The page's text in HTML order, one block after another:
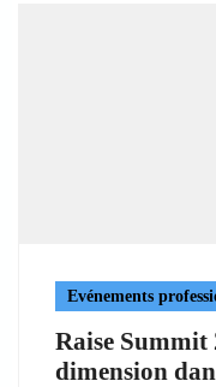
Evénements
Raise Summit
dimension